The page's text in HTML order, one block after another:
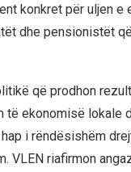
konkret për uljen
dhe pensionistët
që prodhon
të ekonomisë lokale
i rëndësishëm
VLEN riafirmon